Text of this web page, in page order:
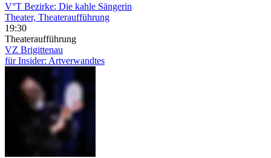
V°T Bezirke: Die kahle Sängerin
Theater, Theateraufführung
19:30
Theateraufführung
VZ Brigittenau
für Insider: Artverwandtes